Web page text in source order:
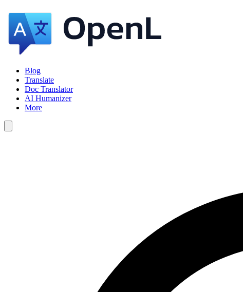
Blog
Translate
Doc Translator
AI Humanizer
More